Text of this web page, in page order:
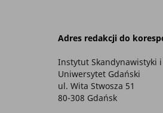
Adres redakcji do
Instytut Skandynawistyki
Uniwersytet Gdański
ul. Wita Stwosza 51
80-308 Gdańsk